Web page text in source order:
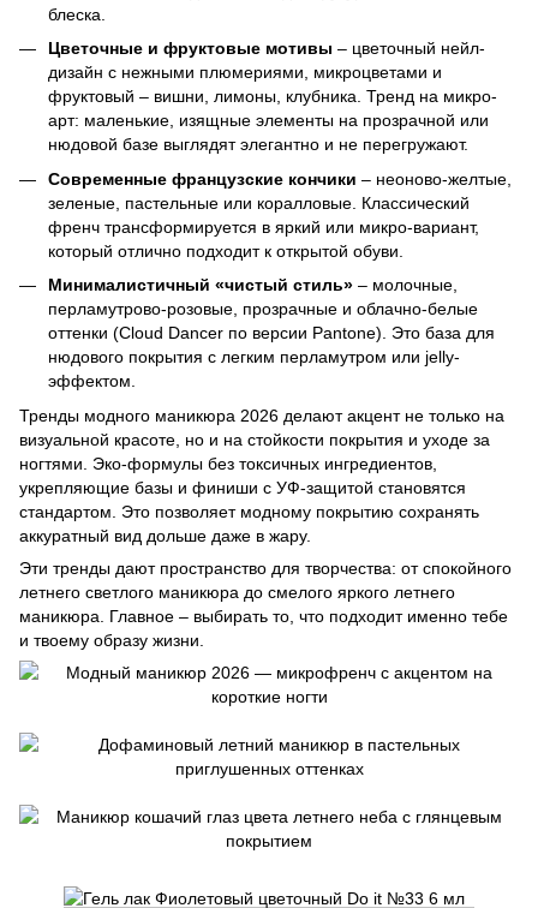
блеска.
Цветочные и фруктовые мотивы – цветочный нейл-
дизайн с нежными плюмериями, микроцветами и
фруктовый – вишни, лимоны, клубника. Тренд на микро-
арт: маленькие, изящные элементы на прозрачной или
нюдовой базе выглядят элегантно и не перегружают.
Современные французские кончики – неоново-желтые,
зеленые, пастельные или коралловые. Классический
френч трансформируется в яркий или микро-вариант,
который отлично подходит к открытой обуви.
Минималистичный «чистый стиль» – молочные,
перламутрово-розовые, прозрачные и облачно-белые
оттенки (Cloud Dancer по версии Pantone). Это база для
нюдового покрытия с легким перламутром или jelly-
эффектом.
Тренды модного маникюра 2026 делают акцент не только на
визуальной красоте, но и на стойкости покрытия и уходе за
ногтями. Эко-формулы без токсичных ингредиентов,
укрепляющие базы и финиши с УФ-защитой становятся
стандартом. Это позволяет модному покрытию сохранять
аккуратный вид дольше даже в жару.
Эти тренды дают пространство для творчества: от спокойного
летнего светлого маникюра до смелого яркого летнего
маникюра. Главное – выбирать то, что подходит именно тебе
и твоему образу жизни.